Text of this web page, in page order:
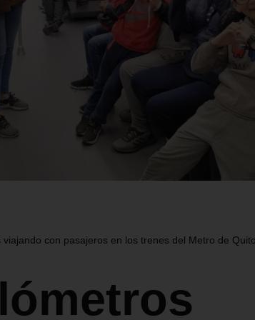
con pasajeros en los trenes del Metro de